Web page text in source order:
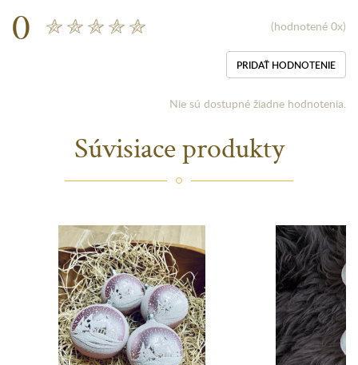
0 (hodnotené 0x)
PRIDAŤ HODNOTENIE
Nie sú dostupné žiadne hodnotenia.
Súvisiace produkty